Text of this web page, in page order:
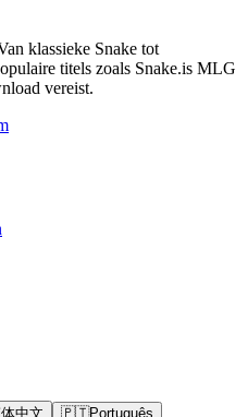
klassieke Snake tot
titels zoals Snake.is MLG
vereist.
中文 🇵🇹Português